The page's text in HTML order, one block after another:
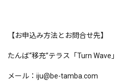
【お申込み方法とお問合せ先】
たんば“移充”テラス「Turn Wave
メール：iju@be-tamba.com